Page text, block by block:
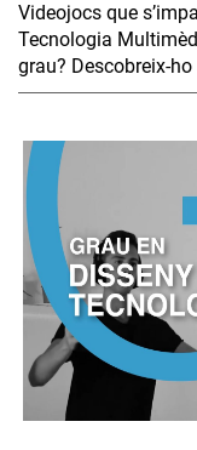
Videojocs que
Tecnologia
grau? Descobreix-